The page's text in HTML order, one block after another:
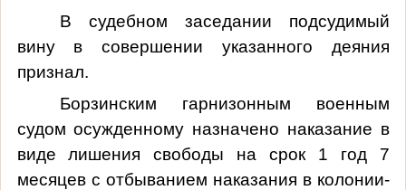
В судебном заседании подсудимый
вину в совершении указанного деяния
признал.
Борзинским гарнизонным военным
судом осужденному назначено наказание в
виде лишения свободы на срок 1 год 7
месяцев с отбыванием наказания в колонии-